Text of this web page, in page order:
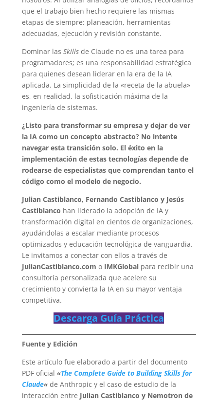
que el trabajo bien hecho requiere las mismas
etapas de siempre: planeación, herramientas
adecuadas, ejecución y revisión constante.
Dominar las Skillsde Claude no es una tarea para
programadores; es una responsabilidad estratégica
para quienes desean liderar en la era de la IA
aplicada. La simplicidad de la «receta de la abuela»
es, en realidad, la sofisticación máxima de la
ingeniería de sistemas.
¿Listo para transformar su empresa y dejar de ver
la IA como un concepto abstracto? No intente
navegar esta transición solo. El éxito en la
implementación de estas tecnologías depende de
rodearse de especialistas que comprendan tanto el
código como el modelo de negocio.
Julian Castiblanco, Fernando Castiblanco y Jesús
Castiblanco han liderado la adopción de IA y
transformación digital en cientos de organizaciones,
ayudándolas a escalar mediante procesos
optimizados y educación tecnológica de vanguardia.
Le invitamos a conectar con ellos a través de
JulianCastiblanco.com o IMKGlobalpara recibir una
consultoría personalizada que acelere su
crecimiento y convierta la IA en su mayor ventaja
competitiva.
Descarga Guía Práctica
Fuente y Edición
Este artículo fue elaborado a partir del documento
PDF oficial «The Complete Guide to Building Skills for
Claude« de Anthropic y el caso de estudio de la
interacción entre Julian Castiblanco y Nemotron de